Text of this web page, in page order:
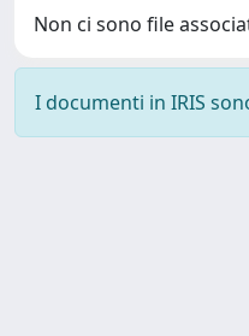
Non ci sono file
I documenti in IRIS